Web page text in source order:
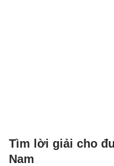
Tìm lời giải cho
Nam